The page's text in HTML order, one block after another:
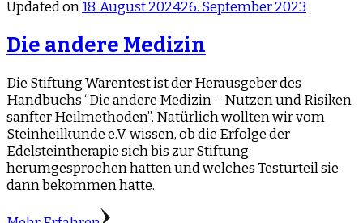
Updated on18. August 202426. September 2023
Die andere Medizin
Die Stiftung Warentest ist der Herausgeber des
Handbuchs “Die andere Medizin – Nutzen und Risiken
sanfter Heilmethoden”. Natürlich wollten wir vom
Steinheilkunde e.V. wissen, ob die Erfolge der
Edelsteintherapie sich bis zur Stiftung
herumgesprochen hatten und welches Testurteil sie
dann bekommen hatte.